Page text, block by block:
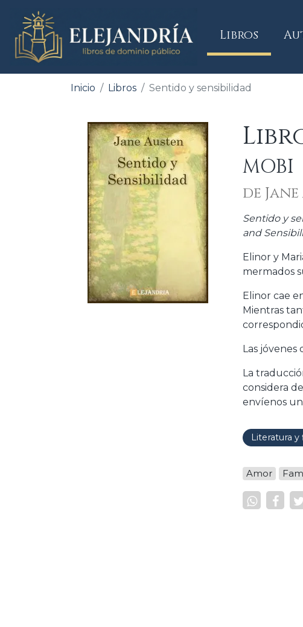
Libros
Inicio Libros Sentido y sensibilidad
MOBI
de
Sentido y
and
Elinor y
mermados
Elinor cae
Mientras
Las
La
considera
envíenos
Literatura y
Amor